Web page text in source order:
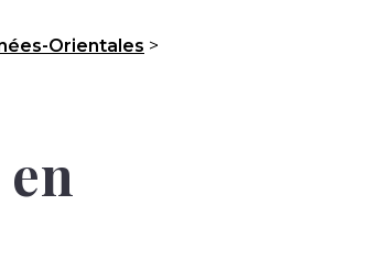
Orientales >